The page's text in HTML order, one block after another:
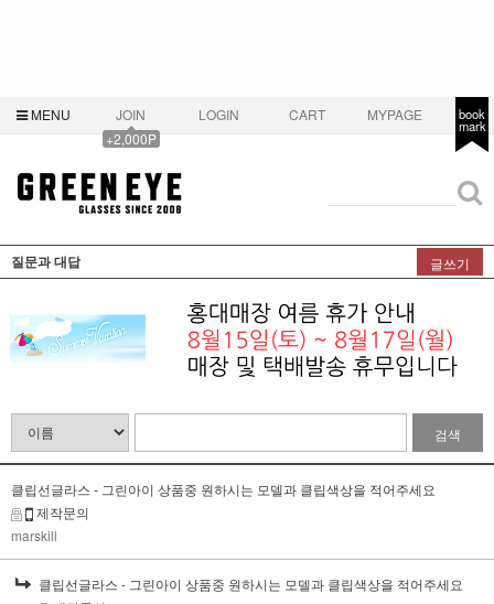
MENU
JOIN
+2,000P
LOGIN CART MYPAGE book
mark
질문과 대답 글쓰기
검색
클립선글라스 - 그린아이 상품중 원하시는 모델과 클립색상을 적어주세요
제작문의
marskill
클립선글라스 - 그린아이 상품중 원하시는 모델과 클립색상을 적어주세요